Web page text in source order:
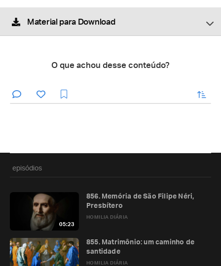
Material para Download
O que achou desse conteúdo?
enviar
episódios
05:23
HOMILIA DIÁRIA
856. Memória de São Filipe Néri,
Presbítero
HOMILIA DIÁRIA
855. Matrimônio: um caminho de
santidade